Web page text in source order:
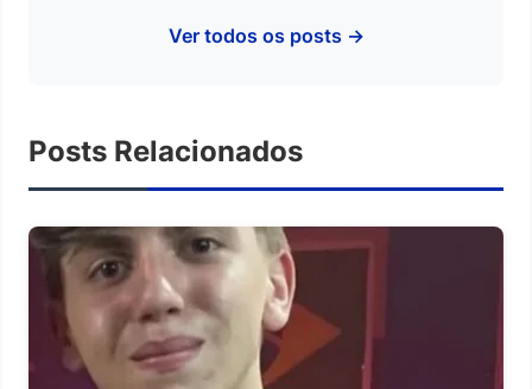
Ver todos os posts →
Posts Relacionados